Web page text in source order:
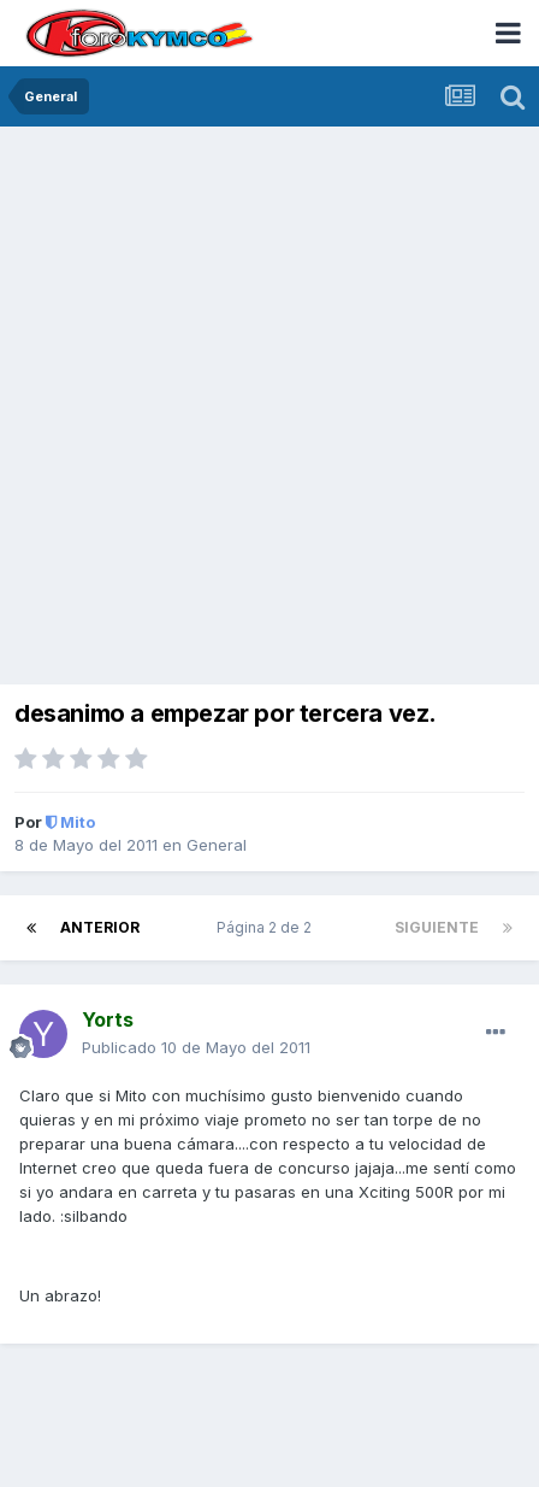
General
desanimo a empezar por tercera vez.
Por
Mito
8 de Mayo del 2011 en General
ANTERIOR SIGUIENTE
Página 2 de 2
Yorts
Publicado 10 de Mayo del 2011
Claro que si Mito con muchísimo gusto bienvenido cuando
quieras y en mi próximo viaje prometo no ser tan torpe de no
preparar una buena cámara....con respecto a tu velocidad de
Internet creo que queda fuera de concurso jajaja...me sentí como
si yo andara en carreta y tu pasaras en una Xciting 500R por mi
lado. :silbando
Un abrazo!